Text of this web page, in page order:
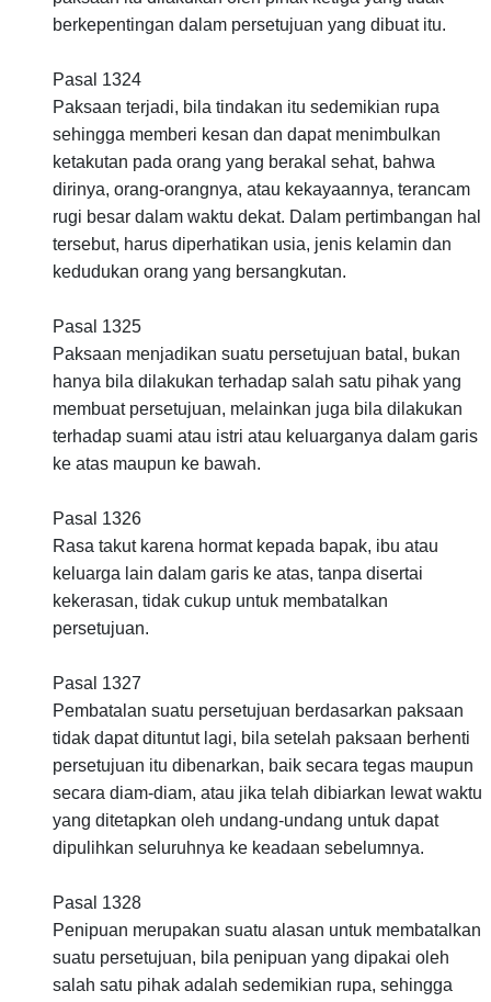
berkepentingan dalam persetujuan yang dibuat itu.
Pasal 1324
Paksaan terjadi, bila tindakan itu sedemikian rupa
sehingga memberi kesan dan dapat menimbulkan
ketakutan pada orang yang berakal sehat, bahwa
dirinya, orang-orangnya, atau kekayaannya, terancam
rugi besar dalam waktu dekat. Dalam pertimbangan hal
tersebut, harus diperhatikan usia, jenis kelamin dan
kedudukan orang yang bersangkutan.
Pasal 1325
Paksaan menjadikan suatu persetujuan batal, bukan
hanya bila dilakukan terhadap salah satu pihak yang
membuat persetujuan, melainkan juga bila dilakukan
terhadap suami atau istri atau keluarganya dalam garis
ke atas maupun ke bawah.
Pasal 1326
Rasa takut karena hormat kepada bapak, ibu atau
keluarga lain dalam garis ke atas, tanpa disertai
kekerasan, tidak cukup untuk membatalkan
persetujuan.
Pasal 1327
Pembatalan suatu persetujuan berdasarkan paksaan
tidak dapat dituntut lagi, bila setelah paksaan berhenti
persetujuan itu dibenarkan, baik secara tegas maupun
secara diam-diam, atau jika telah dibiarkan lewat waktu
yang ditetapkan oleh undang-undang untuk dapat
dipulihkan seluruhnya ke keadaan sebelumnya.
Pasal 1328
Penipuan merupakan suatu alasan untuk membatalkan
suatu persetujuan, bila penipuan yang dipakai oleh
salah satu pihak adalah sedemikian rupa, sehingga